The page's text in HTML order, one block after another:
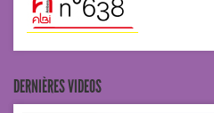
DERNIÈRES VIDEOS